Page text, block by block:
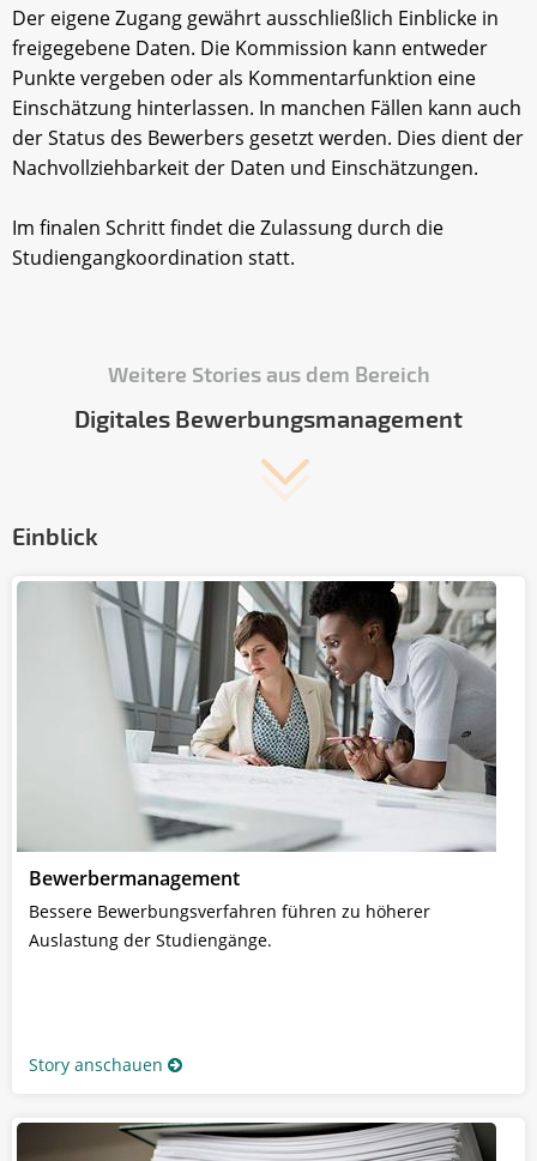
Der eigene Zugang gewährt ausschließlich Einblicke in
freigegebene Daten. Die Kommission kann entweder
Punkte vergeben oder als Kommentarfunktion eine
Einschätzung hinterlassen. In manchen Fällen kann auch
der Status des Bewerbers gesetzt werden. Dies dient der
Nachvollziehbarkeit der Daten und Einschätzungen.
Im finalen Schritt findet die Zulassung durch die
Studiengangkoordination statt.
Weitere Stories aus dem Bereich
Digitales Bewerbungsmanagement
Einblick
Bewerbermanagement
Bessere Bewerbungsverfahren führen zu höherer
Auslastung der Studiengänge.
Story anschauen